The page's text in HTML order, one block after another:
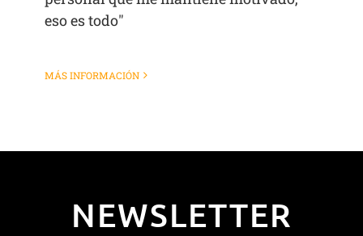
eso es todo"
MÁS INFORMACIÓN
NEWSLETTER